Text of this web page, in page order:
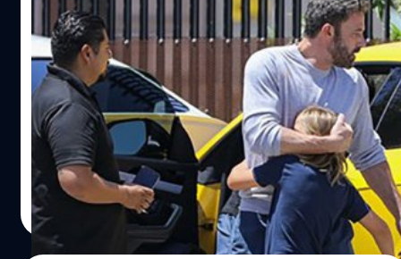
โตขึ้นน้องก็คงไม่อาย เพราะมีพ่อชื่อ เบน แอฟ
เฟล็ก เลยได้ถอย Lambo ชน BMW ในวัย 10
ขวบ
ตั้งแต่ เบน แอฟเฟล็ก (Ben Affleck) และ เจนนิเฟอร์ โลเปซ
(Jennifer Lopez) กลับมารักกันหวานชื่นตั้งแต่ปีที่แล้ว ทั้งคู่ก็
ควงคู่ไปไหนมาไหนด้วยกันอย่างเปิดเผย และล่าสุดเมื่อวันที่
26 มิถุนายน ก็มีนักข่าวเห็นว่าเบนก็พา ซามูเอล การ์เนอร์ แอฟ
เฟล็ก (Samuel Garner Affleck) ลูกชายวัย 10 ขวบที่เกิดกับ
เจนนิเฟอร์ การ์เนอร์ ไปกับเขาและโลเปซด้วย
สุชยา เกษจำรัส| 1500 days ago
Read More